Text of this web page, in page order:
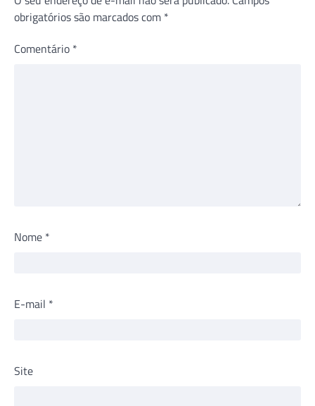
obrigatórios são marcados com *
Comentário *
Nome *
E-mail *
Site